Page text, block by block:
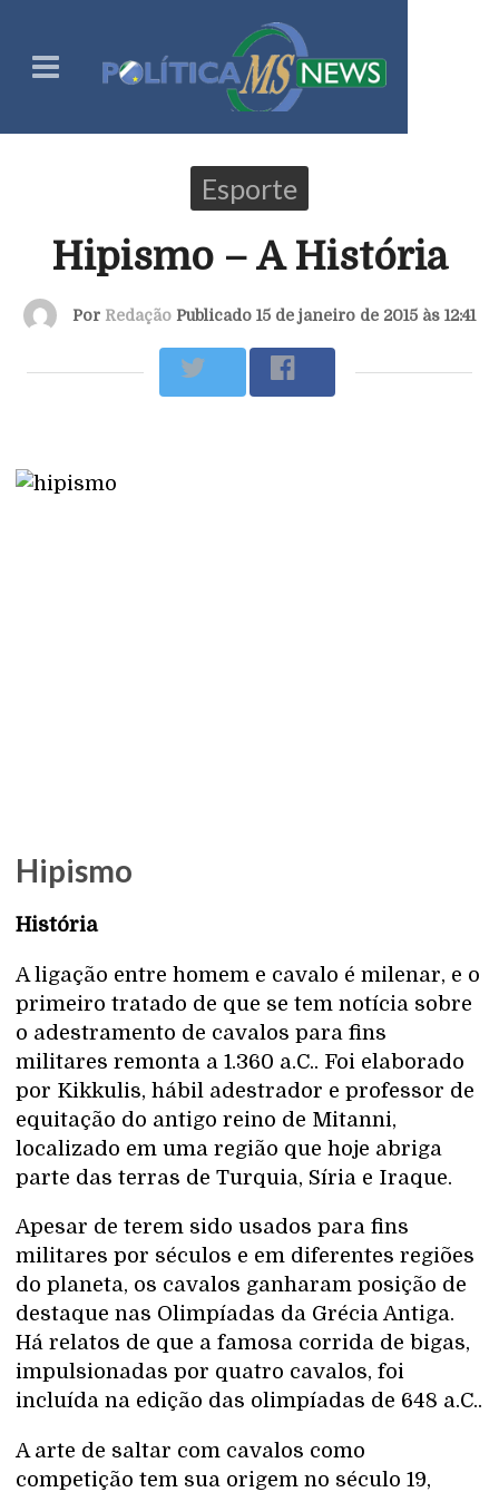
Esporte
Hipismo – A História
Por Redação Publicado 15 de janeiro de 2015 às 12:41
Hipismo
História
A ligação entre homem e cavalo é milenar, e o
primeiro tratado de que se tem notícia sobre
o adestramento de cavalos para fins
militares remonta a 1.360 a.C.. Foi elaborado
por Kikkulis, hábil adestrador e professor de
equitação do antigo reino de Mitanni,
localizado em uma região que hoje abriga
parte das terras de Turquia, Síria e Iraque.
Apesar de terem sido usados para fins
militares por séculos e em diferentes regiões
do planeta, os cavalos ganharam posição de
destaque nas Olimpíadas da Grécia Antiga.
Há relatos de que a famosa corrida de bigas,
impulsionadas por quatro cavalos, foi
incluída na edição das olimpíadas de 648 a.C..
A arte de saltar com cavalos como
competição tem sua origem no século 19,